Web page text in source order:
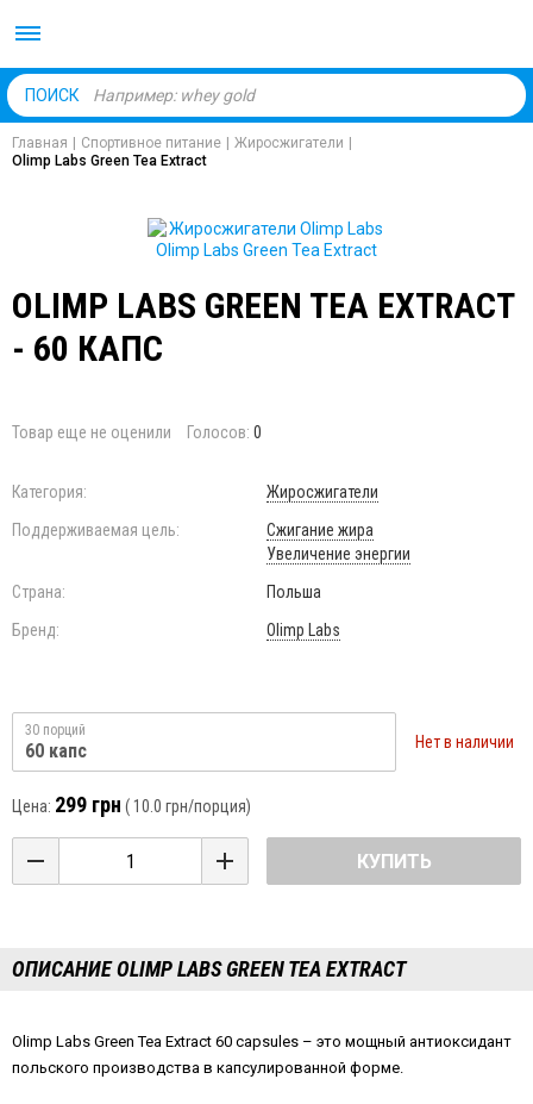
ПОИСК
Главная Спортивное питание Жиросжигатели
Olimp Labs Green Tea Extract
OLIMP LABS GREEN TEA EXTRACT
- 60 КАПС
Товар еще не оценили Голосов: 0
Категория:
Жиросжигатели
Поддерживаемая цель:
Сжигание жира
Увеличение энергии
Страна:
Польша
Бренд:
Olimp Labs
30 порций
60 капс Нет в наличии
Цена: 299 грн ( 10.0 грн/порция)
КУПИТЬ
ОПИСАНИЕ OLIMP LABS GREEN TEA EXTRACT
Olimp Labs Green Tea Extract 60 capsules – это мощный антиоксидант
польского производства в капсулированной форме.